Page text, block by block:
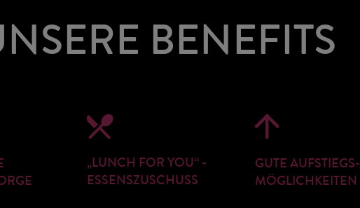
BENEFITS
„LUNCH FOR YOU“ -
ESSENSZUSCHUSS
GUTE AUFSTIEGS-
MÖGLICHKEITEN